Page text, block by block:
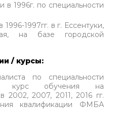
1996г. по специальности
1997гг. в г. Ессентуки,
на базе городской
/ курсы:
по специальности
курс обучения на
2002, 2007, 2011, 2016 гг.
квалификации ФМБА